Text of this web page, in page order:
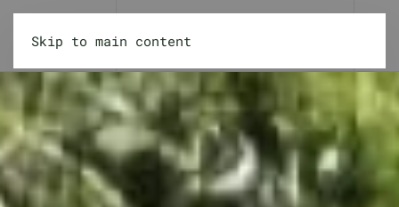
Skip to main content